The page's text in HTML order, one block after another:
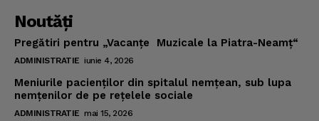
Noutăţi
Pregătiri pentru „Vacanţe Muzicale la Piatra-Neamţ“
ADMINISTRATIE iunie 4, 2026
Meniurile pacienţilor din spitalul nemţean, sub lupa
nemţenilor de pe reţelele sociale
ADMINISTRATIE mai 15, 2026